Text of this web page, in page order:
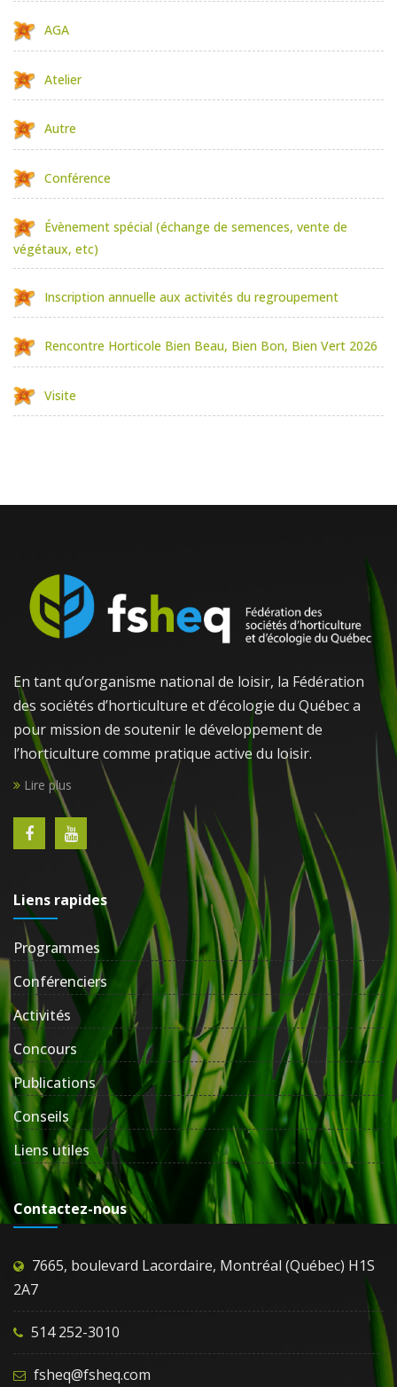
AGA
Atelier
Autre
Conférence
Évènement spécial (échange de semences, vente de
végétaux, etc)
Inscription annuelle aux activités du regroupement
Rencontre Horticole Bien Beau, Bien Bon, Bien Vert 2026
Visite
En tant qu’organisme national de loisir, la Fédération
des sociétés d’horticulture et d’écologie du Québec a
pour mission de soutenir le développement de
l’horticulture comme pratique active du loisir.
Lire plus
Liens rapides
Programmes
Conférenciers
Activités
Concours
Publications
Conseils
Liens utiles
Contactez-nous
7665, boulevard Lacordaire, Montréal (Québec) H1S
2A7
514 252-3010
fsheq@fsheq.com